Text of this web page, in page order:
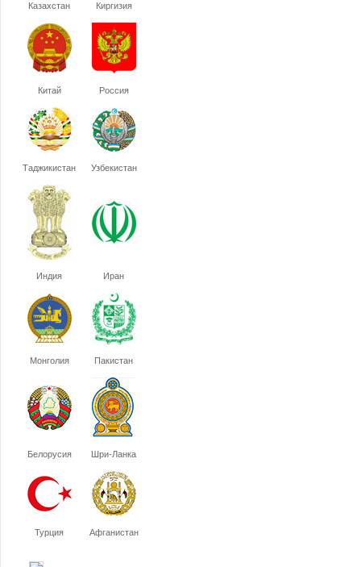
Казахстан Киргизия
Китай Россия
Таджикистан Узбекистан
Индия Иран
Монголия Пакистан
Белорусия Шри-Ланка
Турция Афганистан